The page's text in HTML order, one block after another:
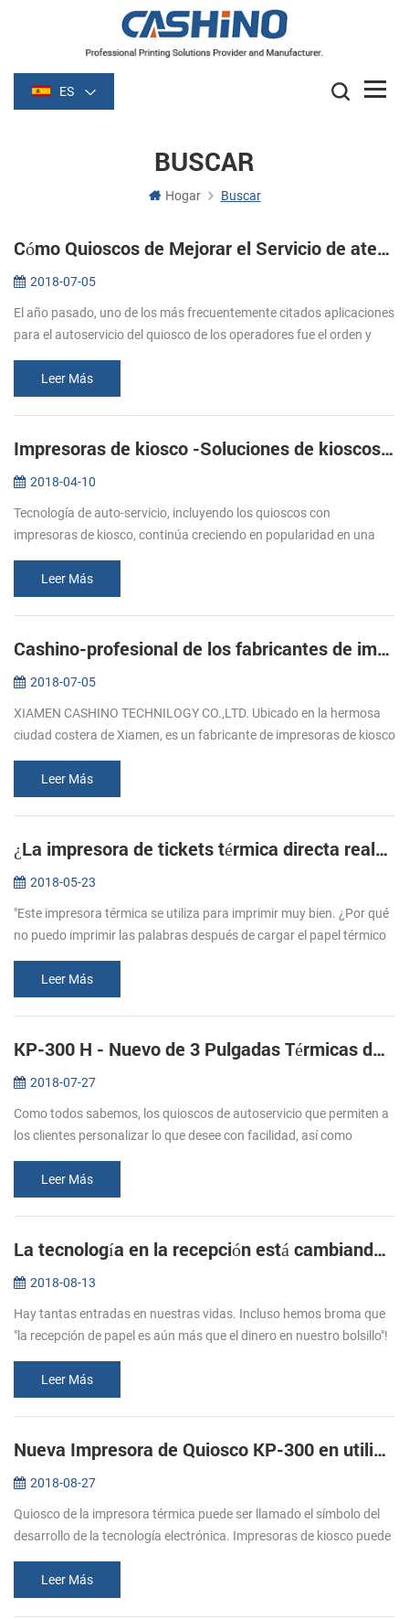
ES
BUSCAR
Hogar Buscar
Cómo Quioscos de Mejorar el Servicio de atención al Cliente
2018-07-05
El año pasado, uno de los más frecuentemente citados aplicaciones
para el autoservicio del quiosco de los operadores fue el orden y
Leer Más
Impresoras de kiosco -Soluciones de kioscos de autoservicio
2018-04-10
Tecnología de auto-servicio, incluyendo los quioscos con
impresoras de kiosco, continúa creciendo en popularidad en una
tipos, así como ...
Leer Más
Cashino-profesional de los fabricantes de impresoras de kiosco
2018-07-05
XIAMEN CASHINO TECHNILOGY CO.,LTD. Ubicado en la hermosa
ciudad costera de Xiamen, es un fabricante de impresoras de kiosco
dedicació...
Leer Más
¿La impresora de tickets térmica directa realmente tiene tinta?
2018-05-23
"Este impresora térmica se utiliza para imprimir muy bien. ¿Por qué
no puedo imprimir las palabras después de cargar el papel térmico
Leer Más
KP-300 H - Nuevo de 3 Pulgadas Térmicas de las Soluciones de la Impresora para Kioscos
2018-07-27
Como todos sabemos, los quioscos de autoservicio que permiten a
los clientes personalizar lo que desee con facilidad, así como
mues...Leer Más
La tecnología en la recepción está cambiando constantemente
2018-08-13
Hay tantas entradas en nuestras vidas. Incluso hemos broma que
"la recepción de papel es aún más que el dinero en nuestro bolsillo"!
dife...Leer Más
Nueva Impresora de Quiosco KP-300 en utilizar ampliamente
2018-08-27
Quiosco de la impresora térmica puede ser llamado el símbolo del
desarrollo de la tecnología electrónica. Impresoras de kiosco puede
Leer Más